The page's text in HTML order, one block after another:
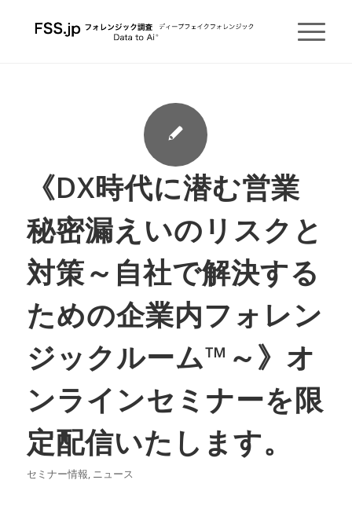
《DX時代に潜む営業
秘密漏えいのリスクと
対策～自社で解決する
ための企業内フォレン
ジックルーム™～》オ
ンラインセミナーを限
定配信いたします。
セミナー情報, ニュース